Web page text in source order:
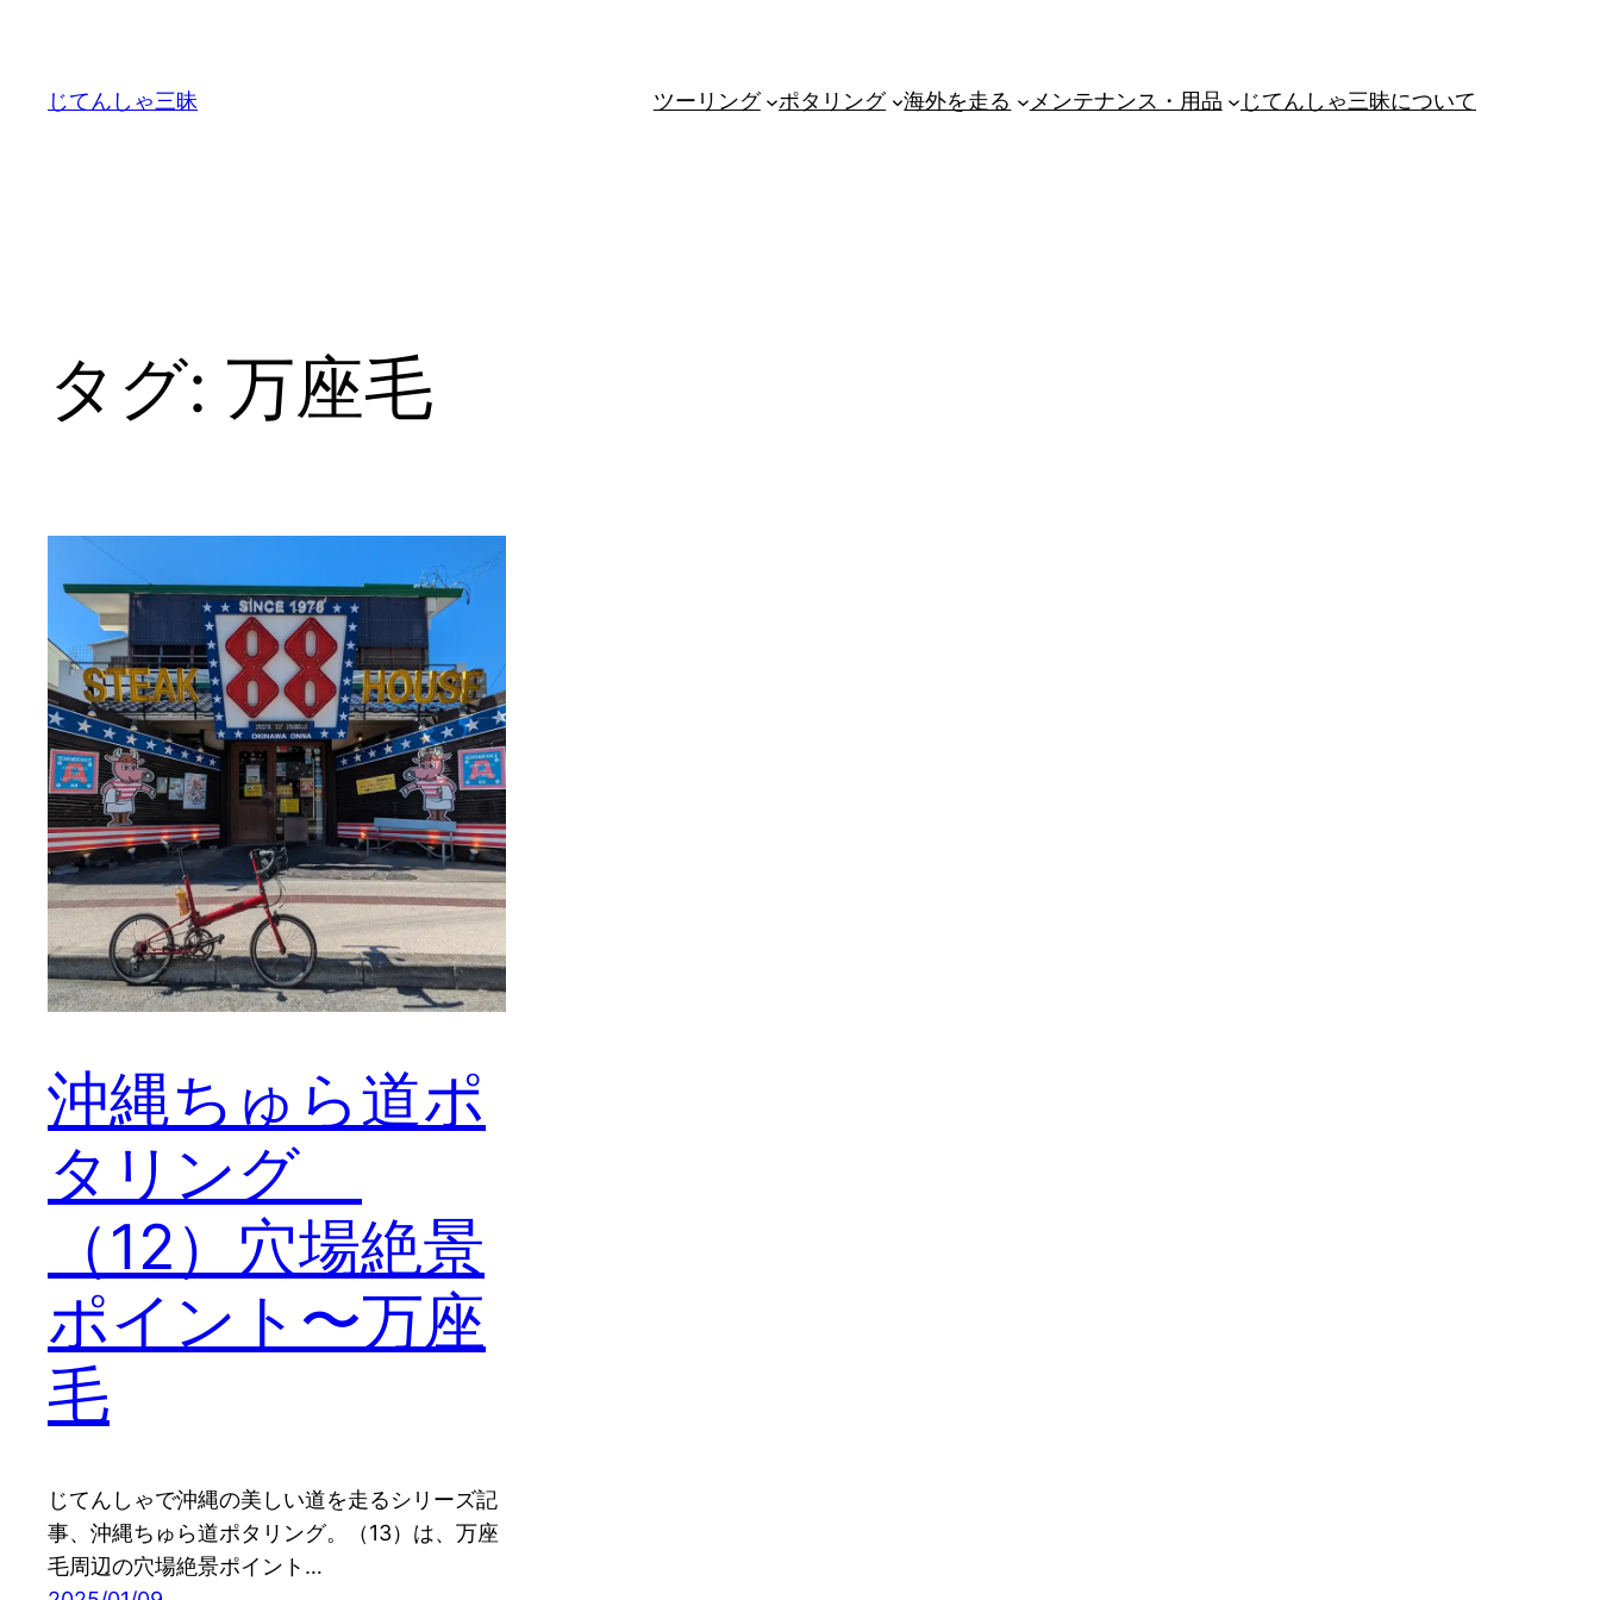
じてんしゃ三昧 ツーリング ポタリング 海外を走る メンテナンス・用品 じてんしゃ三昧について
タグ: 万座毛
沖縄ちゅら道ポ
タリング
（12）穴場絶景
ポイント〜万座
毛
じてんしゃで沖縄の美しい道を走るシリーズ記
事、沖縄ちゅら道ポタリング。（13）は、万座
毛周辺の穴場絶景ポイント…